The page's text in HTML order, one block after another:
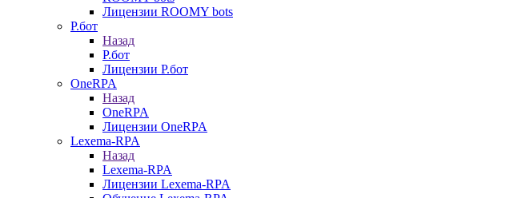
Лицензии ROOMY bots
Р.бот
Назад
Р.бот
Лицензии Р.бот
OneRPA
Назад
OneRPA
Лицензии OneRPA
Lexema-RPA
Назад
Lexema-RPA
Лицензии Lexema-RPA